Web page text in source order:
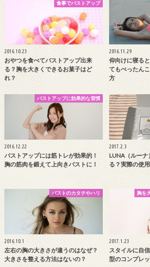
食事でバストアップ
2016.10.23
おやつを食べてバストアップ出来
る？胸を大きくできるお菓子はど
れ？
2016.11.29
仰向けに寝る
てもぺったん
方
バストアップに効果的な習慣
2016.12.22
バストアップには筋トレが効果的！
胸の筋肉を鍛えて上向きバストに！
2017.2.3
LUNA（ルーナ
る？実際の使
バストのカタチやハリ
2016.10.1
左右の胸の大きさが違うのはなぜ？
大きさを整える方法はないの？
胸を
2017.1.23
スタイルに自
型のコンプレ